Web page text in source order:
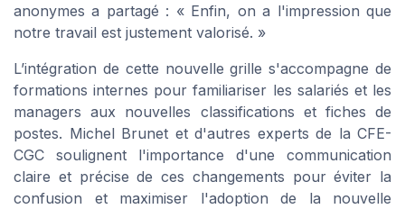
anonymes a partagé : « Enfin, on a l'impression que
notre travail est justement valorisé. »
L’intégration de cette nouvelle grille s'accompagne de
formations internes pour familiariser les salariés et les
managers aux nouvelles classifications et fiches de
postes. Michel Brunet et d'autres experts de la CFE-
CGC soulignent l'importance d'une communication
claire et précise de ces changements pour éviter la
confusion et maximiser l'adoption de la nouvelle